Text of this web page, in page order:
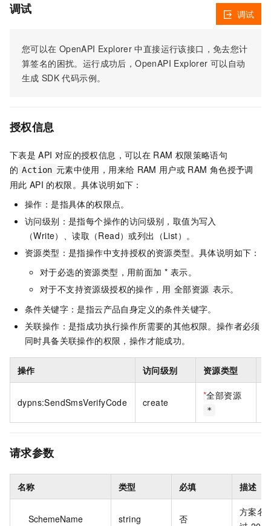
调试
您可以在 OpenAPI Explorer 中直接运行该接口，免去您计
算签名的困扰。运行成功后，OpenAPI Explorer 可以自动
生成 SDK 代码示例。
调试
授权信息
下表是 API 对应的授权信息，可以在 RAM 权限策略语句
的 Action 元素中使用，用来给 RAM 用户或 RAM 角色授予调
用此 API 的权限。具体说明如下：
操作：是指具体的权限点。
访问级别：是指每个操作的访问级别，取值为写入
（Write）、读取（Read）或列出（List）。
资源类型：是指操作中支持授权的资源类型。具体说明如下：
对于必选的资源类型，用前面加 * 表示。
对于不支持资源级授权的操作，用 全部资源 表示。
条件关键字：是指云产品自身定义的条件关键字。
关联操作：是指成功执行操作所需要的其他权限。操作者必须
同时具备关联操作的权限，操作才能成功。
操作 访问级别 资源类型
dypns:SendSmsVerifyCode create
*全部资源
*
请求参数
名称 类型 必填 描述
SchemeName string 否
方案名